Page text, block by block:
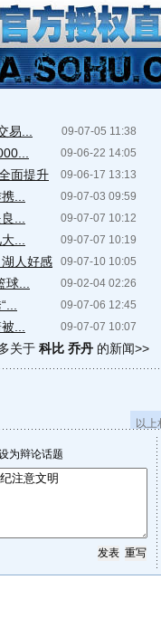
09-07-05 11:38
易...
09-06-22 14:05
09-06-17 13:13
面提升
09-07-03 09:59
...
09-07-07 10:12
...
09-07-07 10:19
...
09-07-10 10:05
人好感
09-02-04 02:26
...
09-07-06 12:45
09-07-07 10:07
...
关于 科比 乔丹 的新闻>>
以
为辩论话题